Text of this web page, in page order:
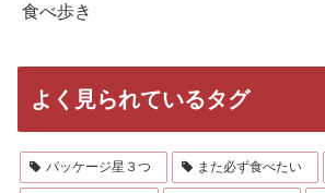
食べ歩き
よく見られているタグ
パッケージ星３つ また必ず食べたい